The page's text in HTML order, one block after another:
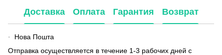
Доставка Оплата Гарантия Возврат
·
Нова Пошта
Отправка осуществляется в течение 1-3 рабочих дней с